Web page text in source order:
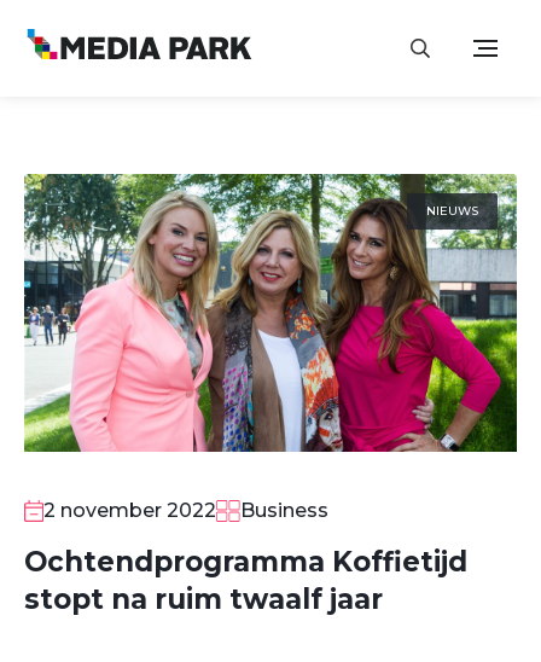
NIEUWS
2 november 2022 Business
Ochtendprogramma Koffietijd
stopt na ruim twaalf jaar